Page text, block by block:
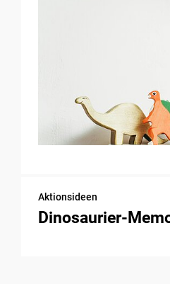
Aktionsideen
Dinosaurier-